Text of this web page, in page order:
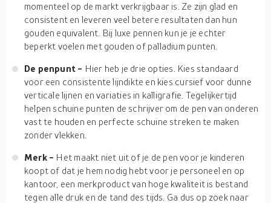
momenteel op de markt verkrijgbaar is. Ze zijn glad en
consistent en leveren veel betere resultaten dan hun
gouden equivalent. Bij luxe pennen kun je je echter
beperkt voelen met gouden of palladium punten.
De penpunt - Hier heb je drie opties. Kies standaard
voor een consistente lijndikte en kies cursief voor dunne
verticale lijnen en variaties in kalligrafie. Tegelijkertijd
helpen schuine punten de schrijver om de pen van onderen
vast te houden en perfecte schuine streken te maken
zonder vlekken.
Merk - Het maakt niet uit of je de pen voor je kinderen
koopt of dat je hem nodig hebt voor je personeel en op
kantoor, een merkproduct van hoge kwaliteit is bestand
tegen alle druk en de tand des tijds. Ga dus op zoek naar